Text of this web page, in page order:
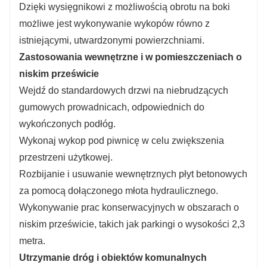
Dzięki wysięgnikowi z możliwością obrotu na boki
możliwe jest wykonywanie wykopów równo z
istniejącymi, utwardzonymi powierzchniami.
Zastosowania wewnętrzne i w pomieszczeniach o
niskim prześwicie
Wejdź do standardowych drzwi na niebrudzących
gumowych prowadnicach, odpowiednich do
wykończonych podłóg.
Wykonaj wykop pod piwnicę w celu zwiększenia
przestrzeni użytkowej.
Rozbijanie i usuwanie wewnętrznych płyt betonowych
za pomocą dołączonego młota hydraulicznego.
Wykonywanie prac konserwacyjnych w obszarach o
niskim prześwicie, takich jak parkingi o wysokości 2,3
metra.
Utrzymanie dróg i obiektów komunalnych